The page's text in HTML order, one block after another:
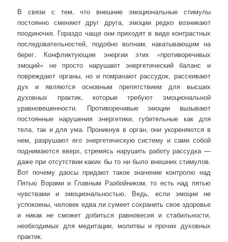
В связи с тем, что внешние эмоциональные стимулы
постоянно сменяют друг друга, эмоции редко возникают
поодиночке. Гораздо чаще они приходят в виде контрастных
последовательностей, подобно волнам, накатывающим на
берег. Конфликтующие энергии этих «противоречивых
эмоций» не просто нарушают энергетический баланс и
повреждают органы, но и помрачают рассудок, рассеивают
дух и являются основным препятствием для высших
духовных практик, которые требуют эмоциональной
уравновешенности. Противоречивые эмоции вызывают
постоянные нарушения энергетики, губительные как для
тела, так и для ума. Проникнув в орган, они укореняются в
нем, разрушают его энергетическую систему и сами собой
поднимаются вверх, стремясь нарушить работу рассудка —
даже при отсутствии каких бы то ни было внешних стимулов.
Вот почему даосы придают такое значение контролю над
Пятью Ворами и Главным Разбойником, то есть над пятью
чувствами и эмоциональностью. Ведь, если эмоции не
успокоены, человек едва ли сумеет сохранить свое здоровье
и никак не сможет добиться равновесия и стабильности,
необходимых для медитации, молитвы и прочих духовных
практик.